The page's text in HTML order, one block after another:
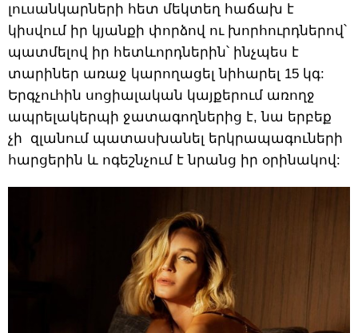
լուսանկարների հետ մեկտեղ հաճախ է
կիսվում իր կյանքի փորձով ու խորհուրդներով՝
պատմելով իր հետևորդներին՝ ինչպես է
տարիներ առաջ կարողացել նիհարել 15 կգ:
Երգչուհին սոցիալական կայքերում առողջ
ապրելակերպի ջատագողներից է, նա երբեք
չի զլանում պատասխանել երկրապագուների
հարցերին և ոգեշնչում է նրանց իր օրինակով: